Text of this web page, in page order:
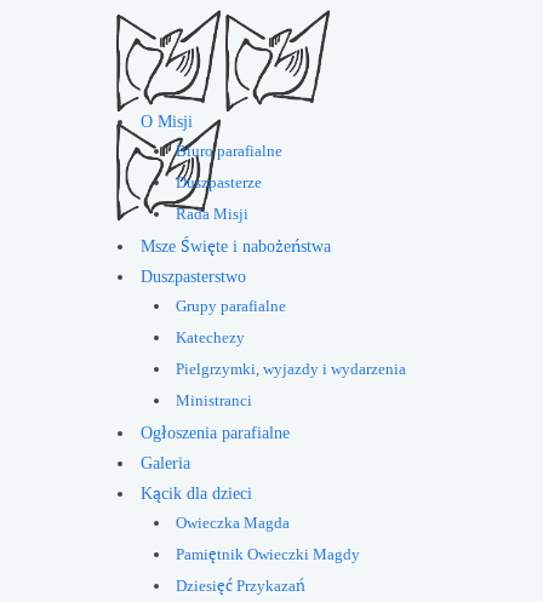
O Misji
Biuro parafialne
Duszpasterze
Rada Misji
Msze Święte i nabożeństwa
Duszpasterstwo
Grupy parafialne
Katechezy
Pielgrzymki, wyjazdy i wydarzenia
Ministranci
Ogłoszenia parafialne
Galeria
Kącik dla dzieci
Owieczka Magda
Pamiętnik Owieczki Magdy
Dziesięć Przykazań